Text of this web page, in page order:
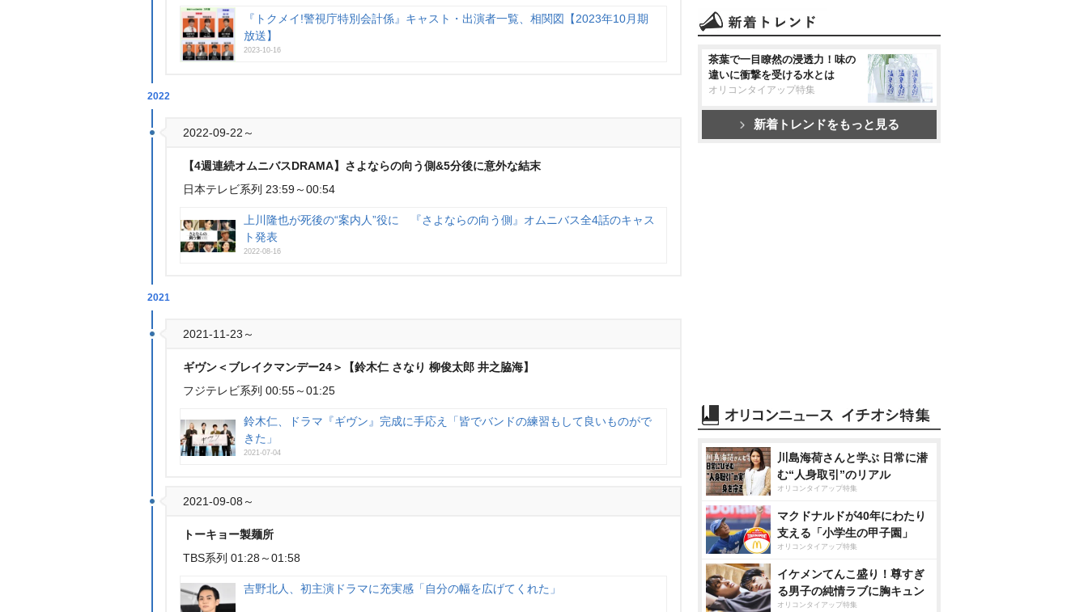
『トクメイ!警視庁特別会計係』キャスト・出演者一覧、相関図【2023年10月期
放送】
2023-10-16
2022
2022-09-22～
【4週連続オムニバスDRAMA】さよならの向う側&5分後に意外な結末
日本テレビ系列 23:59～00:54
上川隆也が死後の“案内人”役に 『さよならの向う側』オムニバス全4話のキャス
ト発表
2022-08-16
2021
2021-11-23～
ギヴン＜ブレイクマンデー24＞【鈴木仁 さなり 柳俊太郎 井之脇海】
フジテレビ系列 00:55～01:25
鈴木仁、ドラマ『ギヴン』完成に手応え「皆でバンドの練習もして良いものがで
きた」
2021-07-04
2021-09-08～
トーキョー製麺所
TBS系列 01:28～01:58
吉野北人、初主演ドラマに充実感「自分の幅を広げてくれた」
茶葉で一目瞭然の浸透力！味の
違いに衝撃を受ける水とは
オリコンタイアップ特集
新着トレンドをもっと見る
川島海荷さんと学ぶ 日常に潜
む“人身取引”のリアル
オリコンタイアップ特集
マクドナルドが40年にわたり
支える「小学生の甲子園」
オリコンタイアップ特集
イケメンてんこ盛り！尊すぎ
る男子の純情ラブに胸キュン
オリコンタイアップ特集